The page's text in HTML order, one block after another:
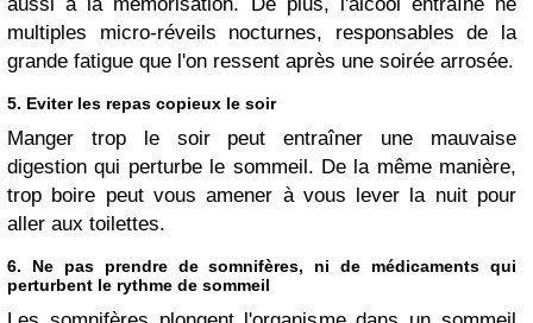
multiples micro-réveils nocturnes, responsables de la
grande fatigue que l'on ressent après une soirée arrosée.
5. Eviter les repas copieux le soir
Manger trop le soir peut entraîner une mauvaise
digestion qui perturbe le sommeil. De la même manière,
trop boire peut vous amener à vous lever la nuit pour
aller aux toilettes.
6. Ne pas prendre de somnifères, ni de médicaments qui
perturbent le rythme de sommeil